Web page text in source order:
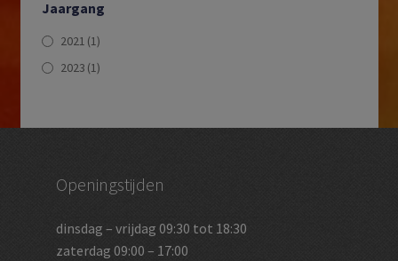
Jaargang
2021 (1)
2023 (1)
Openingstijden
dinsdag – vrijdag 09:30 tot 18:30
zaterdag 09:00 – 17:00